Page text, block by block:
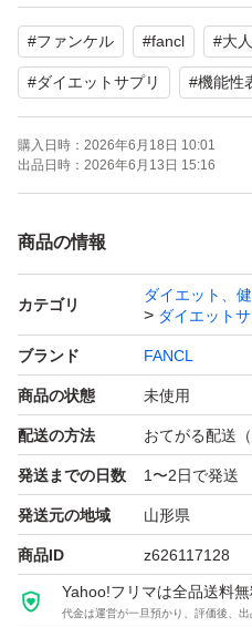
する
#ファンケル #fancl #大
#ダイエットサプリ #機能性
購入日時： 2026年6月18日 10:01
出品日時： 2026年6月13日 15:16
商品の情報
カテゴリ
ダイエット、
ダイエット
ブランド FANCL
商品の状態 未使用
配送の方法 おてがる配送（
発送までの日数 1〜2日で発送
発送元の地域 山形県
商品ID z626117128
Yahoo!フリマは全品送料
代金は運営が一旦預かり、評価後、